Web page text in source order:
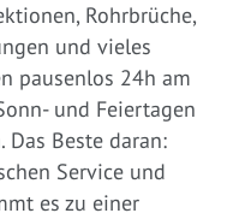
Rohrbrüche,
und vieles
pausenlos 24h am
und Feiertagen
Beste daran:
Service und
es zu einer